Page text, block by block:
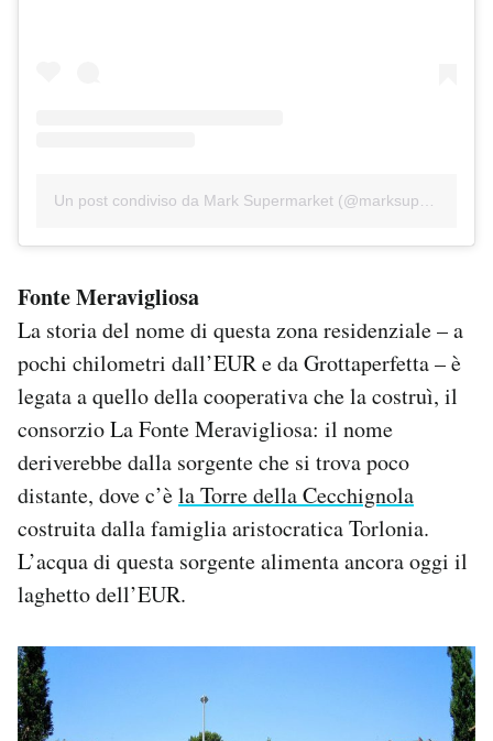
Un post condiviso da Mark Supermarket (@marksupermarket)
Fonte Meravigliosa
La storia del nome di questa zona residenziale – a
pochi chilometri dall’EUR e da Grottaperfetta – è
legata a quello della cooperativa che la costruì, il
consorzio La Fonte Meravigliosa: il nome
deriverebbe dalla sorgente che si trova poco
distante, dove c’èla Torre della Cecchignola
costruita dalla famiglia aristocratica Torlonia.
L’acqua di questa sorgente alimenta ancora oggi il
laghetto dell’EUR.